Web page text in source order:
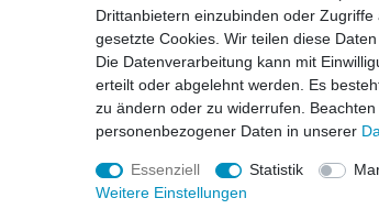
Drittanbietern einzubinden oder
gesetzte Cookies. Wir teilen diese
Die Datenverarbeitung kann mit
erteilt oder abgelehnt werden. Es
zu ändern oder zu widerrufen.
personenbezogener Daten in unserer
Essenziell Statistik
Weitere Einstellungen